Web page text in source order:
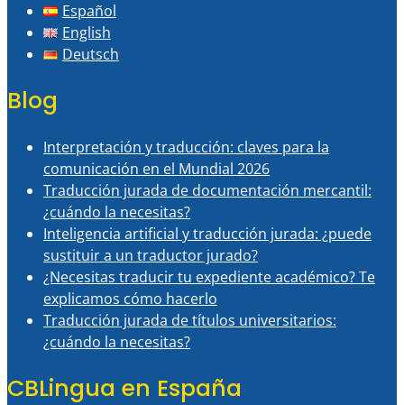
Español
English
Deutsch
Blog
Interpretación y traducción: claves para la
comunicación en el Mundial 2026
Traducción jurada de documentación mercantil:
¿cuándo la necesitas?
Inteligencia artificial y traducción jurada: ¿puede
sustituir a un traductor jurado?
¿Necesitas traducir tu expediente académico? Te
explicamos cómo hacerlo
Traducción jurada de títulos universitarios:
¿cuándo la necesitas?
CBLingua en España